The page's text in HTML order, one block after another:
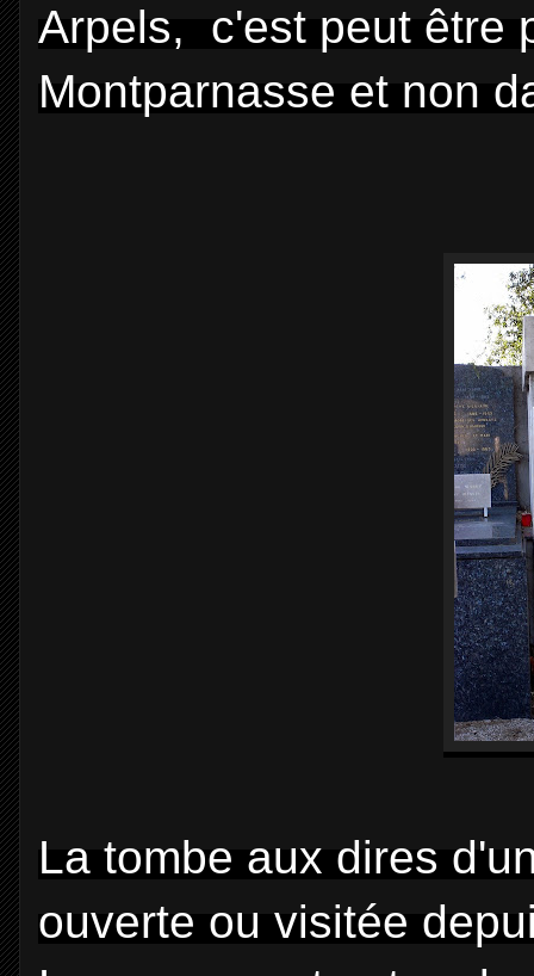
Arpels, c'est peut être
Montparnasse et non
La tombe aux dires
ouverte ou visitée